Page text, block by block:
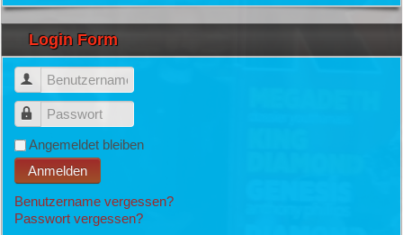
Login Form
Benutzername
Passwort
Angemeldet bleiben
Anmelden
Benutzername vergessen?
Passwort vergessen?